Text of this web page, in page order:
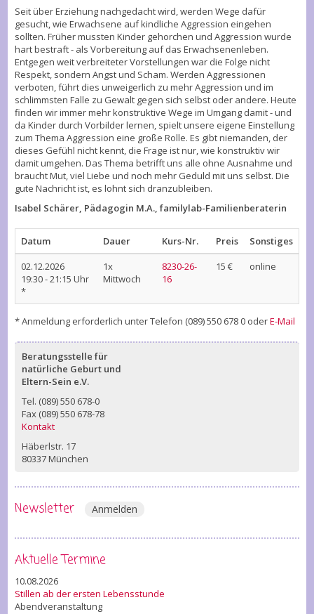
Seit über Erziehung nachgedacht wird, werden Wege dafür
gesucht, wie Erwachsene auf kindliche Aggression eingehen
sollten. Früher mussten Kinder gehorchen und Aggression wurde
hart bestraft - als Vorbereitung auf das Erwachsenenleben.
Entgegen weit verbreiteter Vorstellungen war die Folge nicht
Respekt, sondern Angst und Scham. Werden Aggressionen
verboten, führt dies unweigerlich zu mehr Aggression und im
schlimmsten Falle zu Gewalt gegen sich selbst oder andere. Heute
finden wir immer mehr konstruktive Wege im Umgang damit - und
da Kinder durch Vorbilder lernen, spielt unsere eigene Einstellung
zum Thema Aggression eine große Rolle. Es gibt niemanden, der
dieses Gefühl nicht kennt, die Frage ist nur, wie konstruktiv wir
damit umgehen. Das Thema betrifft uns alle ohne Ausnahme und
braucht Mut, viel Liebe und noch mehr Geduld mit uns selbst. Die
gute Nachricht ist, es lohnt sich dranzubleiben.
Isabel Schärer, Pädagogin M.A., familylab-Familienberaterin
Datum Dauer Kurs-Nr. Preis
Sonstiges
02.12.2026
19:30 - 21:15 Uhr
*
1x
Mittwoch
8230-26-
16
15 € online
* Anmeldung erforderlich unter Telefon (089) 550 678 0 oderE-Mail
Beratungsstelle für
natürliche Geburt und
Eltern-Sein e.V.
Tel. (089) 550 678-0
Fax (089) 550 678-78
Kontakt
Häberlstr. 17
80337 München
Newsletter Anmelden
Aktuelle Termine
10.08.2026
Stillen ab der ersten Lebensstunde
Abendveranstaltung